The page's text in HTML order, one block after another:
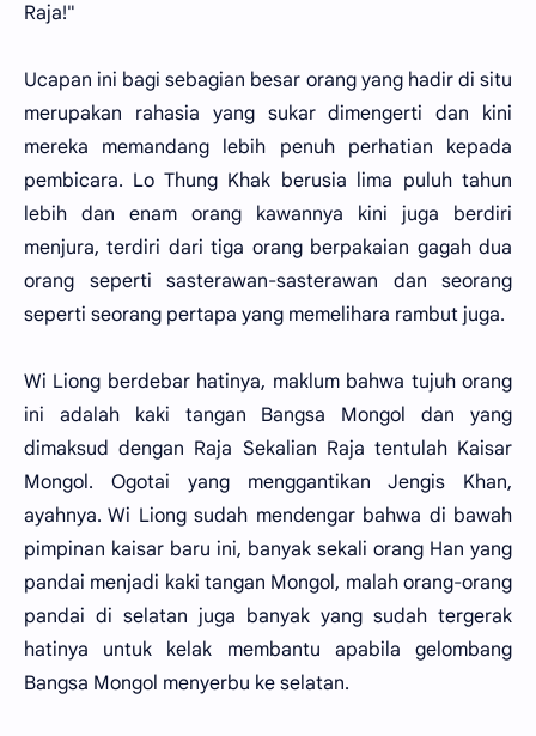
Raja!"
Ucapan ini bagi sebagian besar orang yang hadir di situ
merupakan rahasia yang sukar dimengerti dan kini
mereka memandang lebih penuh perhatian kepada
pembicara. Lo Thung Khak berusia lima puluh tahun
lebih dan enam orang kawannya kini juga berdiri
menjura, terdiri dari tiga orang berpakaian gagah dua
orang seperti sasterawan-sasterawan dan seorang
seperti seorang pertapa yang memelihara rambut juga.
Wi Liong berdebar hatinya, maklum bahwa tujuh orang
ini adalah kaki tangan Bangsa Mongol dan yang
dimaksud dengan Raja Sekalian Raja tentulah Kaisar
Mongol. Ogotai yang menggantikan Jengis Khan,
ayahnya. Wi Liong sudah mendengar bahwa di bawah
pimpinan kaisar baru ini, banyak sekali orang Han yang
pandai menjadi kaki tangan Mongol, malah orang-orang
pandai di selatan juga banyak yang sudah tergerak
hatinya untuk kelak membantu apabila gelombang
Bangsa Mongol menyerbu ke selatan.